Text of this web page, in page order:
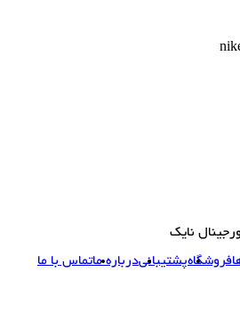
نایک
فروشگاهپشتیبانیدرباره ماتماس با ما